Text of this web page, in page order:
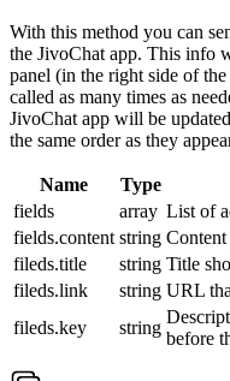
With this method you can
the JivoChat app. This info
panel (in the right side of
called as many times as
JivoChat app will be
the same order as they
Name Type
fields
array List of
fields.content string
fileds.title
string Title
fileds.link
string URL
fileds.key
string
before